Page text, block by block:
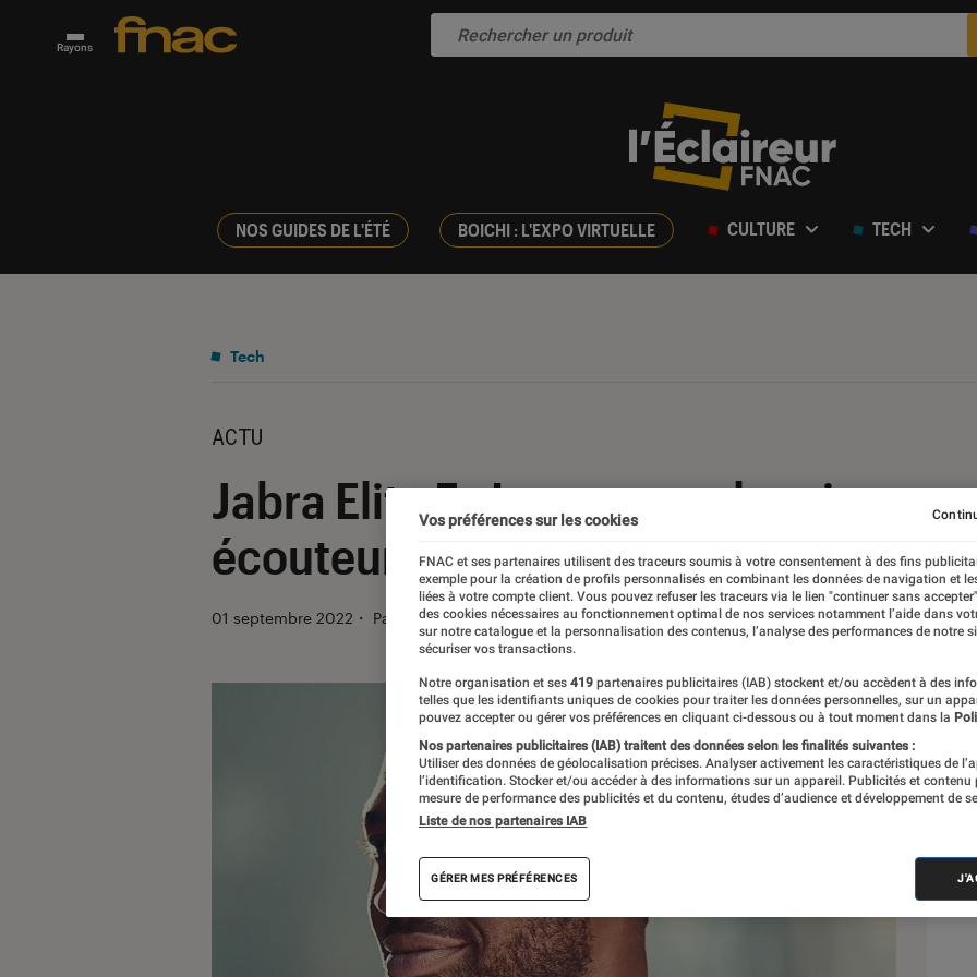
Rayons
NOS GUIDES DE L'ÉTÉ BOICHI : L'EXPO VIRTUELLE CULTURE TECH
Tech
ACTU
Jabra Elite 5 : La marque danoise
écouteurs sans compromis
01 septembre 2022 ・ Par Hamza Timera
Vos préférences sur les cookies
FNAC et ses partenaires utilisent des traceurs soumis à votre consentement à des fins
exemple pour la création de profils personnalisés en combinant les données de navigation et
liées à votre compte client. Vous pouvez refuser les traceurs via le lien "continuer sans
des cookies nécessaires au fonctionnement optimal de nos services notamment l’aide dans
sur notre catalogue et la personnalisation des contenus, l’analyse des performances de notre
sécuriser vos transactions.
Notre organisation et ses 419 partenaires publicitaires (IAB) stockent et/ou accèdent à des
telles que les identifiants uniques de cookies pour traiter les données personnelles, sur un
pouvez accepter ou gérer vos préférences en cliquant ci-dessous ou à tout moment dans la
Nos partenaires publicitaires (IAB) traitent des données selon les finalités suivantes :
Utiliser des données de géolocalisation précises. Analyser activement les caractéristiques de
l’identification. Stocker et/ou accéder à des informations sur un appareil. Publicités et contenu
mesure de performance des publicités et du contenu, études d’audience et développement de
Liste de nos partenaires IAB
GÉRER MES PRÉFÉRENCES